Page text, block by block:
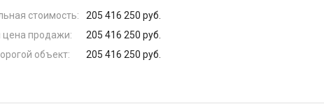
стоимость:
205 416 250 руб.
цена продажи:
205 416 250 руб.
объект:
205 416 250 руб.